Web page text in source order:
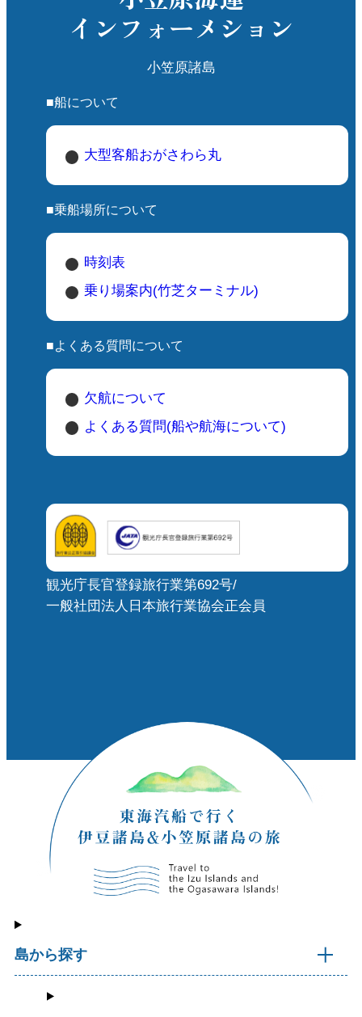
インフォーメション
小笠原諸島
■船について
大型客船おがさわら丸
■乗船場所について
時刻表
乗り場案内(竹芝ターミナル)
■よくある質問について
欠航について
よくある質問(船や航海について)
観光庁長官登録旅行業第692号/
一般社団法人日本旅行業協会正会員
島から探す